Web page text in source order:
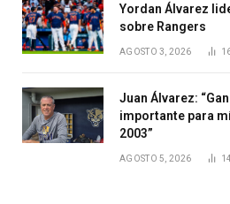
Yordan Álvarez
sobre Rangers
AGOSTO 3, 2026
Juan Álvarez:
importante para
2003”
AGOSTO 5, 2026 14